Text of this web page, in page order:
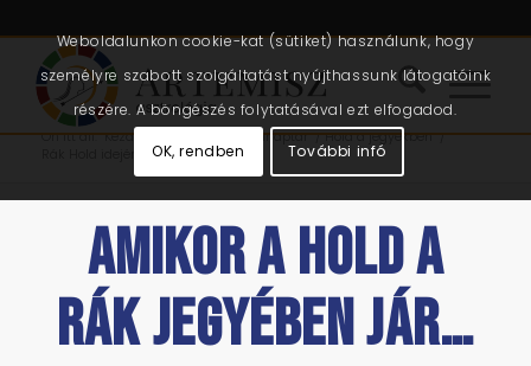
Ön itt áll: Kezdőlap Holdnaptár /Hold a jegyekben /
AMIKOR A HOLD A
RÁK JEGYÉBEN JÁR…
Weboldalunkon cookie-kat (sütiket) használunk, hogy
személyre szabott szolgáltatást nyújthassunk látogatóink
részére. A böngészés folytatásával ezt elfogadod.
OK, rendben További infó